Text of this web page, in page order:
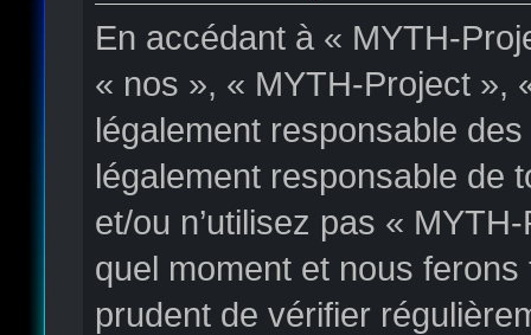
En accédant à « MYTH-
« nos », « MYTH-Project »,
légalement responsable
légalement responsable de
et/ou n’utilisez pas «
quel moment et nous
prudent de vérifier